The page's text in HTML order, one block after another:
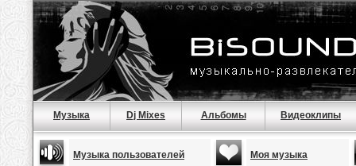
Музыка Dj Mixes Альбомы Видеоклипы
Музыка пользователей Моя музыка